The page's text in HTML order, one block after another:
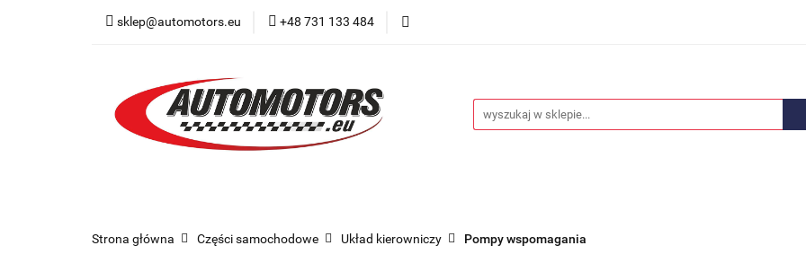
sklep@automotors.eu +48 731 133 484
Części samochodowe
Car audio Nowości
Strona główna Części samochodowe Układ kierowniczy Pompy wspomagania